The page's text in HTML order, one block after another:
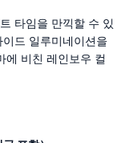
타임을 만끽할 수 있
드 일루미네이션을
에 비친 레인보우 컬